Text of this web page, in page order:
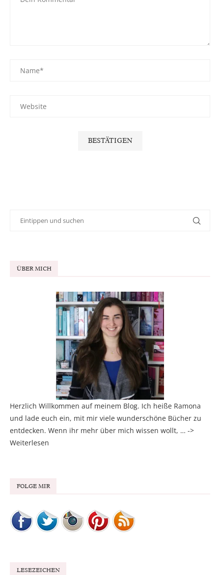
ÜBER MICH
Herzlich Willkommen auf meinem Blog. Ich heiße Ramona
und lade euch ein, mit mir viele wunderschöne Bücher zu
entdecken. Wenn ihr mehr über mich wissen wollt, … ->
Weiterlesen
FOLGE MIR
LESEZEICHEN